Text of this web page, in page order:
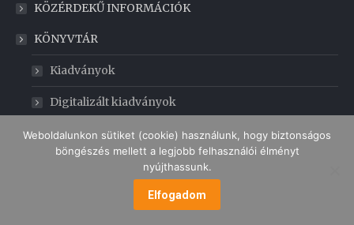
KÖZÉRDEKŰ INFORMÁCIÓK
KÖNYVTÁR
Kiadványok
Digitalizált kiadványok
GABONAMÚZEUM
MENÜ
Weboldalunkon sütiket (cookie) használunk, hogy biztonságos
böngészés mellett a legjobb felhasználói élményt
nyújthassunk.
Elfogadom